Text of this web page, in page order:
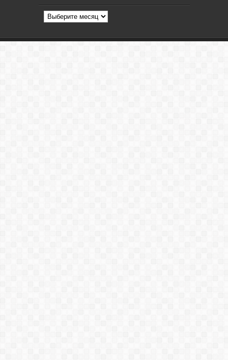
Архив
статей